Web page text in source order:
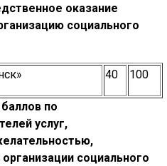
оказание
социального
40 100
по
услуг,
социального